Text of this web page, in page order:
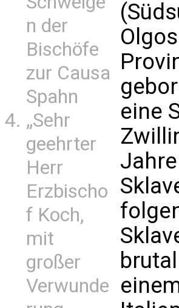
n der
Bischöfe
zur Causa
Spahn
„Sehr
geehrter
Herr
Erzbischo
f Koch,
mit
großer
Verwunde
eine